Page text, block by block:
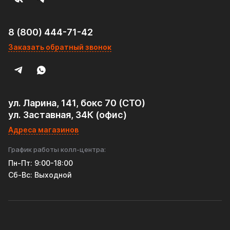
8 (800) 444-71-42
Заказать обратный звонок
ул. Ларина, 141, бокс 70 (СТО)
ул. Заставная, 34К (офис)
Адреса магазинов
График работы колл-центра:
Пн-Пт: 9:00-18:00
Cб-Вс: Выходной